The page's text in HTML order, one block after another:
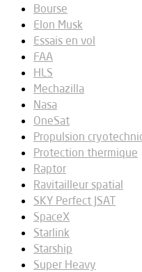
Bourse
Elon Musk
Essais en vol
FAA
HLS
Mechazilla
Nasa
OneSat
Propulsion
Protection thermique
Raptor
Ravitailleur spatial
SKY Perfect JSAT
SpaceX
Starlink
Starship
Super Heavy